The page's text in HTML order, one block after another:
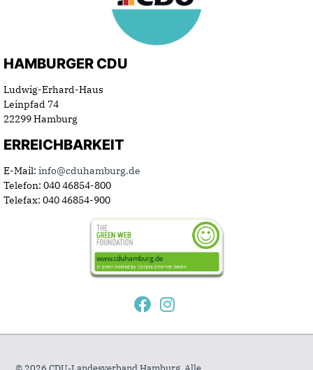
HAMBURGER CDU
Ludwig-Erhard-Haus
Leinpfad 74
22299 Hamburg
ERREICHBARKEIT
E-Mail: info@cduhamburg.de
Telefon: 040 46854-800
Telefax: 040 46854-900